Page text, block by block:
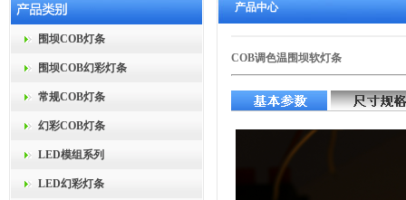
围坝COB灯条
围坝COB幻彩灯条
常规COB灯条
幻彩COB灯条
LED模组系列
LED幻彩灯条
产品中心
COB调色温围坝软灯条